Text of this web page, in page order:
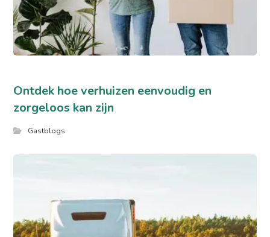
Ontdek hoe verhuizen eenvoudig en
zorgeloos kan zijn
Gastblogs